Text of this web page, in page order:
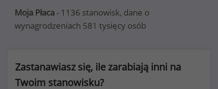
Moja Płaca - 1136 stanowisk, dane o
wynagrodzeniach 581 tysięcy osób
Zastanawiasz się, ile zarabiają inni na
Twoim stanowisku?